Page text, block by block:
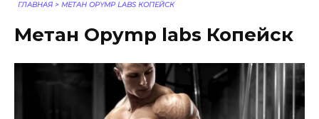
ГЛАВНАЯ > МЕТАН OPYMP LABS КОПЕЙСК
Метан Opymp labs Копейск